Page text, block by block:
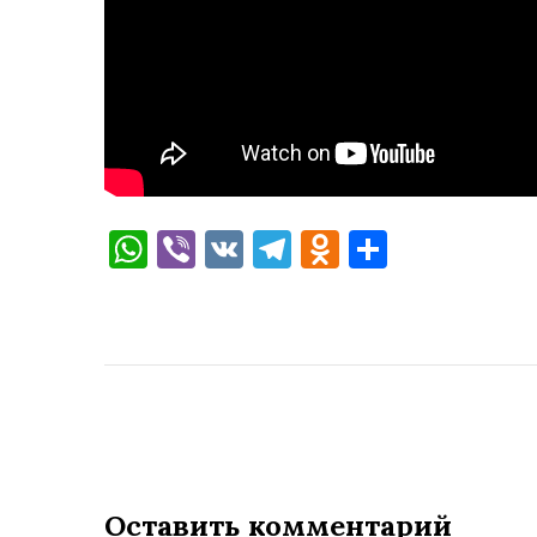
WhatsApp
Viber
VK Telegram
Оставить комментарий